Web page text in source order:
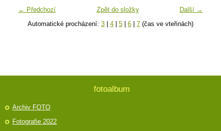
← Předchozí Další →
Zpět do složky
Automatické procházení: 3 | 4 | 5 | 6 | 7 (čas ve vteřinách)
fotoalbum
Archiv FOTO
Fotografie 2022